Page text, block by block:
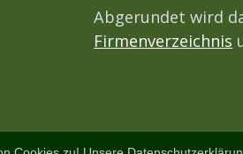
Abgerundet wird
Firmenverzeichnis